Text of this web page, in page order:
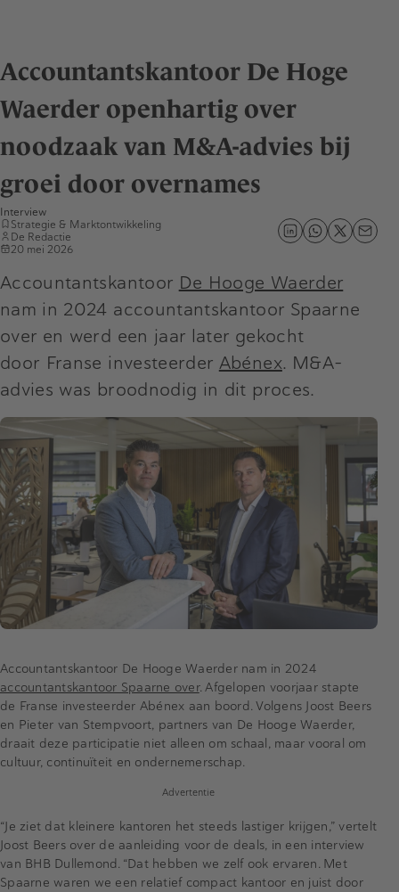
Accountantskantoor De Hoge
Waerder openhartig over
noodzaak van M&A-advies bij
groei door overnames
Interview
Strategie & Marktontwikkeling
De Redactie
20 mei 2026
Accountantskantoor De Hooge Waerder
nam in 2024 accountantskantoor Spaarne
over en werd een jaar later gekocht
door Franse investeerder Abénex. M&A-
advies was broodnodig in dit proces.
Accountantskantoor De Hooge Waerder nam in 2024
accountantskantoor Spaarne over. Afgelopen voorjaar stapte
de Franse investeerder Abénex aan boord. Volgens Joost Beers
en Pieter van Stempvoort, partners van De Hooge Waerder,
draait deze participatie niet alleen om schaal, maar vooral om
cultuur, continuïteit en ondernemerschap.
Advertentie
“Je ziet dat kleinere kantoren het steeds lastiger krijgen,” vertelt
Joost Beers over de aanleiding voor de deals, in een interview
van BHB Dullemond. “Dat hebben we zelf ook ervaren. Met
Spaarne waren we een relatief compact kantoor en juist door